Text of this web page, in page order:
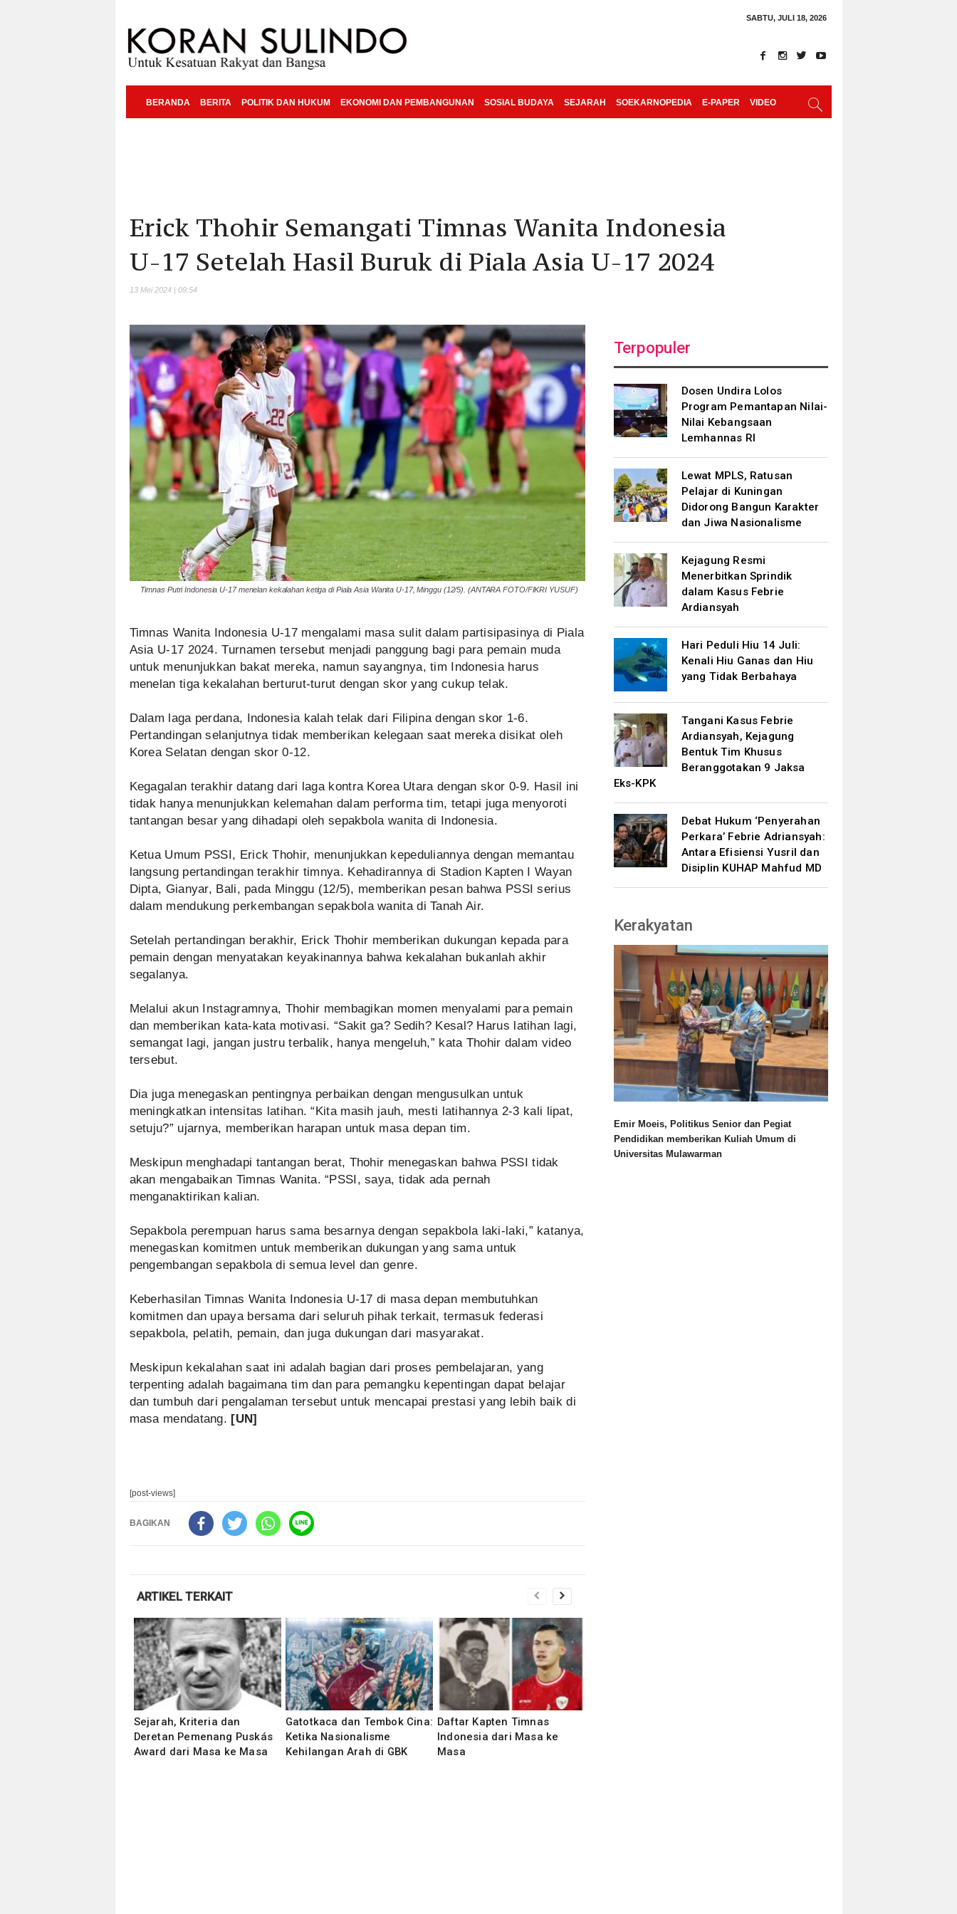
SABTU, JULI 18, 2026
BERANDA BERITA POLITIK DAN HUKUM EKONOMI DAN PEMBANGUNAN SOSIAL BUDAYA SEJARAH SOEKARNOPEDIA E-PAPER VIDEO
Erick Thohir Semangati Timnas Wanita Indonesia
U-17 Setelah Hasil Buruk di Piala Asia U-17 2024
13 Mei 2024 | 09:54
Timnas Putri Indonesia U-17 menelan kekalahan ketiga di Piala Asia Wanita U-17, Minggu (12/5). (ANTARA FOTO/FIKRI YUSUF)
Timnas Wanita Indonesia U-17 mengalami masa sulit dalam partisipasinya di Piala
Asia U-17 2024. Turnamen tersebut menjadi panggung bagi para pemain muda
untuk menunjukkan bakat mereka, namun sayangnya, tim Indonesia harus
menelan tiga kekalahan berturut-turut dengan skor yang cukup telak.
Dalam laga perdana, Indonesia kalah telak dari Filipina dengan skor 1-6.
Pertandingan selanjutnya tidak memberikan kelegaan saat mereka disikat oleh
Korea Selatan dengan skor 0-12.
Kegagalan terakhir datang dari laga kontra Korea Utara dengan skor 0-9. Hasil ini
tidak hanya menunjukkan kelemahan dalam performa tim, tetapi juga menyoroti
tantangan besar yang dihadapi oleh sepakbola wanita di Indonesia.
Ketua Umum PSSI, Erick Thohir, menunjukkan kepeduliannya dengan memantau
langsung pertandingan terakhir timnya. Kehadirannya di Stadion Kapten I Wayan
Dipta, Gianyar, Bali, pada Minggu (12/5), memberikan pesan bahwa PSSI serius
dalam mendukung perkembangan sepakbola wanita di Tanah Air.
Setelah pertandingan berakhir, Erick Thohir memberikan dukungan kepada para
pemain dengan menyatakan keyakinannya bahwa kekalahan bukanlah akhir
segalanya.
Melalui akun Instagramnya, Thohir membagikan momen menyalami para pemain
dan memberikan kata-kata motivasi. “Sakit ga? Sedih? Kesal? Harus latihan lagi,
semangat lagi, jangan justru terbalik, hanya mengeluh,” kata Thohir dalam video
tersebut.
Dia juga menegaskan pentingnya perbaikan dengan mengusulkan untuk
meningkatkan intensitas latihan. “Kita masih jauh, mesti latihannya 2-3 kali lipat,
setuju?” ujarnya, memberikan harapan untuk masa depan tim.
Meskipun menghadapi tantangan berat, Thohir menegaskan bahwa PSSI tidak
akan mengabaikan Timnas Wanita. “PSSI, saya, tidak ada pernah
menganaktirikan kalian.
Sepakbola perempuan harus sama besarnya dengan sepakbola laki-laki,” katanya,
menegaskan komitmen untuk memberikan dukungan yang sama untuk
pengembangan sepakbola di semua level dan genre.
Keberhasilan Timnas Wanita Indonesia U-17 di masa depan membutuhkan
komitmen dan upaya bersama dari seluruh pihak terkait, termasuk federasi
sepakbola, pelatih, pemain, dan juga dukungan dari masyarakat.
Meskipun kekalahan saat ini adalah bagian dari proses pembelajaran, yang
terpenting adalah bagaimana tim dan para pemangku kepentingan dapat belajar
dan tumbuh dari pengalaman tersebut untuk mencapai prestasi yang lebih baik di
masa mendatang. [UN]
[post-views]
BAGIKAN
ARTIKEL TERKAIT
Sejarah, Kriteria dan
Deretan Pemenang Puskás
Award dari Masa ke Masa
Gatotkaca dan Tembok Cina:
Ketika Nasionalisme
Kehilangan Arah di GBK
Daftar Kapten Timnas
Indonesia dari Masa ke
Masa
Terpopuler
Dosen Undira Lolos
Program Pemantapan Nilai-
Nilai Kebangsaan
Lemhannas RI
Lewat MPLS, Ratusan
Pelajar di Kuningan
Didorong Bangun Karakter
dan Jiwa Nasionalisme
Kejagung Resmi
Menerbitkan Sprindik
dalam Kasus Febrie
Ardiansyah
Hari Peduli Hiu 14 Juli:
Kenali Hiu Ganas dan Hiu
yang Tidak Berbahaya
Tangani Kasus Febrie
Ardiansyah, Kejagung
Bentuk Tim Khusus
Beranggotakan 9 Jaksa
Eks-KPK
Debat Hukum ‘Penyerahan
Perkara’ Febrie Adriansyah:
Antara Efisiensi Yusril dan
Disiplin KUHAP Mahfud MD
Kerakyatan
Emir Moeis, Politikus Senior dan Pegiat
Pendidikan memberikan Kuliah Umum di
Universitas Mulawarman